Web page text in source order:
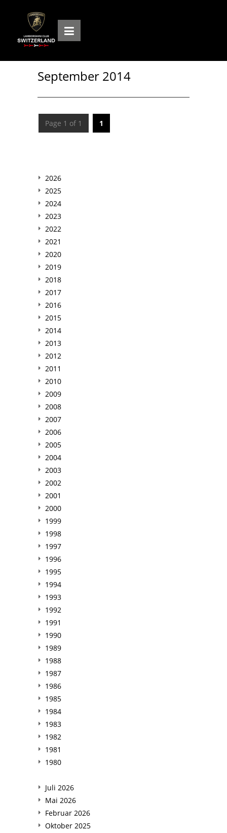
September 2014
Page 1 of 1 1
2026
2025
2024
2023
2022
2021
2020
2019
2018
2017
2016
2015
2014
2013
2012
2011
2010
2009
2008
2007
2006
2005
2004
2003
2002
2001
2000
1999
1998
1997
1996
1995
1994
1993
1992
1991
1990
1989
1988
1987
1986
1985
1984
1983
1982
1981
1980
Juli 2026
Mai 2026
Februar 2026
Oktober 2025